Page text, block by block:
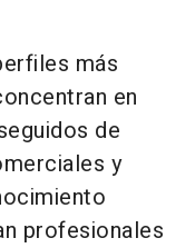
más
en
de
y
profesionales